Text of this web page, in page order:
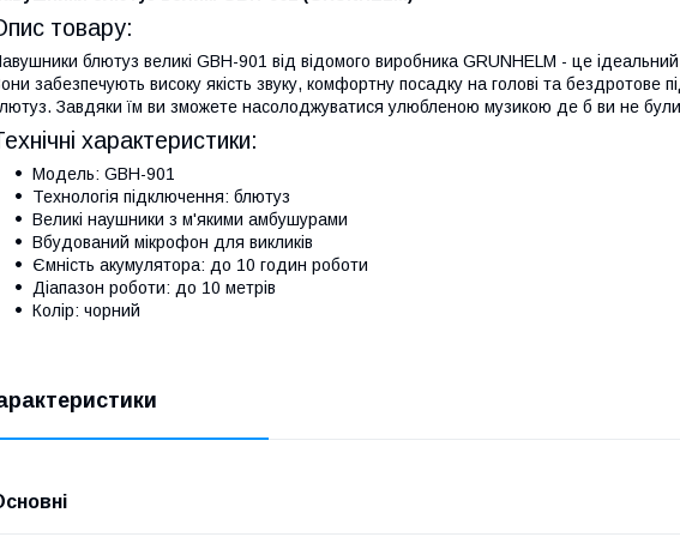
товару:
блютуз великі GBH-901 від відомого виробника GRUNHELM - це
забезпечують високу якість звуку, комфортну посадку на голові та бездротове
Завдяки їм ви зможете насолоджуватися улюбленою музикою де б ви не
характеристики:
Модель: GBH-901
Технологія підключення: блютуз
Великі наушники з м'якими амбушурами
Вбудований мікрофон для викликів
Ємність акумулятора: до 10 годин роботи
Діапазон роботи: до 10 метрів
Колір: чорний